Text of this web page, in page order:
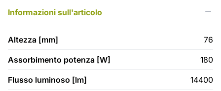
Informazioni sull'articolo
Altezza [mm] 76
Assorbimento potenza [W] 180
Flusso luminoso [lm] 14400